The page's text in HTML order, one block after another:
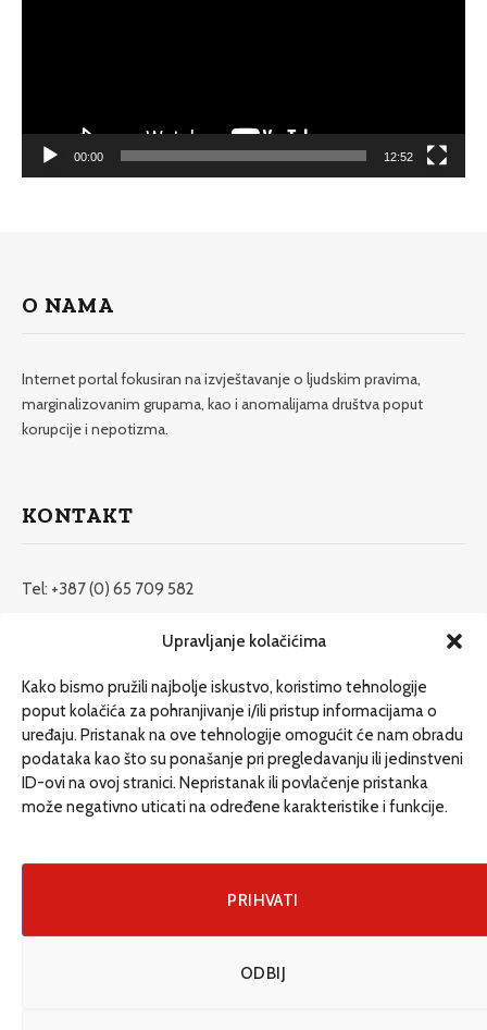
Upravljanje kolačićima
Kako bismo pružili najbolje iskustvo, koristimo tehnologije
poput kolačića za pohranjivanje i/ili pristup informacijama o
uređaju. Pristanak na ove tehnologije omogućit će nam obradu
podataka kao što su ponašanje pri pregledavanju ili jedinstveni
ID-ovi na ovoj stranici. Nepristanak ili povlačenje pristanka
može negativno uticati na određene karakteristike i funkcije.
PRIHVATI
ODBIJ
00:00 12:52
O NAMA
Internet portal fokusiran na izvještavanje o ljudskim pravima,
marginalizovanim grupama, kao i anomalijama društva poput
korupcije i nepotizma.
KONTAKT
Tel: +387 (0) 65 709 582
redakcija@etrafika.net
Dosije
Drugi pišu
Društvo